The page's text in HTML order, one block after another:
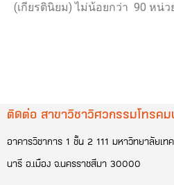
(เกียรตินิยม) ไม่น้อยกว่า 90 หน่ว
ติดต่อ สาขาวิชาวิศวกรรมโทรค
อาคารวิชาการ 1 ชั้น 2 111 มหาวิทยาลัยเท
นารี อ.เมือง จ.นครราชสีมา 30000